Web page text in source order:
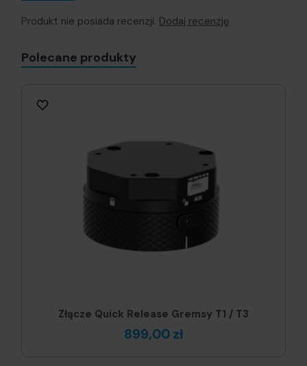
Produkt nie posiada recenzji. Dodaj recenzję
Polecane produkty
Złącze Quick Release Gremsy T1 / T3
899,00 zł